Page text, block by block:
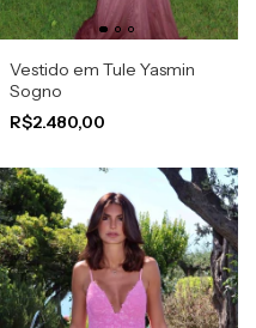
Vestido em Tule Yasmin
Sogno
R$2.480,00